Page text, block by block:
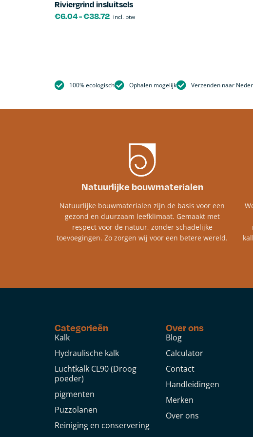
Riviergrind insluitsels
€6.04-€38.72 incl. btw
100% ecologisch Ophalen mogelijk Verzenden naar
Natuurlijke bouwmaterialen
Natuurlijke bouwmaterialen zijn de basis voor een
gezond en duurzaam leefklimaat. Gemaakt met
respect voor de natuur, zonder schadelijke
toevoegingen. Zo zorgen wij voor een betere wereld.
Categorieën
Kalk
Hydraulische kalk
Luchtkalk CL90 (Droog
poeder)
pigmenten
Puzzolanen
Reiniging en conservering
Over ons
Blog
Calculator
Contact
Handleidingen
Merken
Over ons